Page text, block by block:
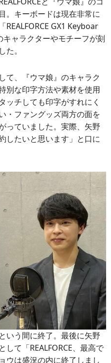
。キーボードは現在非常に
GX1 Keyboar
ャラクターやモチーフが刻
。
て、『ウマ娘』のキャラク
別な印字方法や素材を使用
ッチしても印字がすれにく
・ファングッズ両方の面を
っていました。実際、矢野
したいと思います」と口に
いう間に終了。最後に矢野
て「REALFORCE、最高で
ウは盛況の内に終了しまし